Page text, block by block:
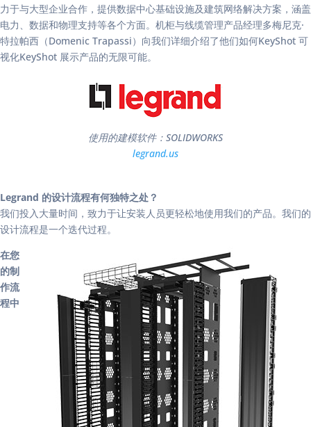
力于与大型企业合作，提供数据中心基础设施及建筑网络解决方案，涵盖
电力、数据和物理支持等各个方面。机柜与线缆管理产品经理多梅尼克·
特拉帕西（Domenic Trapassi）向我们详细介绍了他们如何KeyShot 可
视化KeyShot 展示产品的无限可能。
使用的建模软件：SOLIDWORKS
legrand.us
Legrand 的设计流程有何独特之处？
我们投入大量时间，致力于让安装人员更轻松地使用我们的产品。我们的
设计流程是一个迭代过程。
在您
的制
作流
程中